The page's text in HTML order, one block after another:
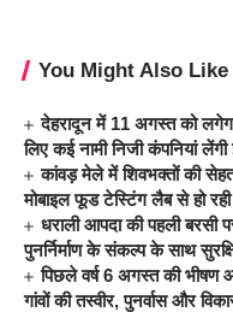
You Might Also Like
देहरादून में 11 अगस्त को
लिए कई नामी निजी कंपनियां
कांवड़ मेले में शिवभक्तों की
मोबाइल फूड टेस्टिंग लैब से हो
धराली आपदा की पहली बरसी
पुनर्निर्माण के संकल्प के साथ
पिछले वर्ष 6 अगस्त की भीषण
गांवों की तस्वीर, पुनर्वास और